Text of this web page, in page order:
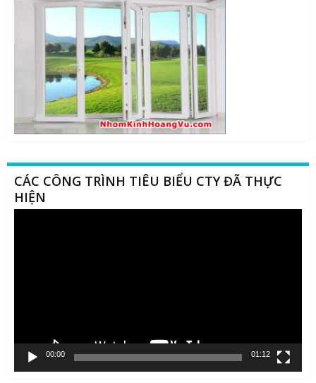
CÁC CÔNG TRÌNH TIÊU BIỂU CTY ĐÃ THỰC
HIỆN
00:00 01:12